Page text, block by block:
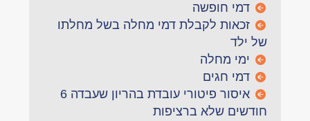
דמי חופשה
זכאות לקבלת דמי מחלה בשל מחלתו
של ילד
ימי מחלה
דמי חגים
איסור פיטורי עובדת בהריון שעבדה 6
חודשים שלא ברציפות